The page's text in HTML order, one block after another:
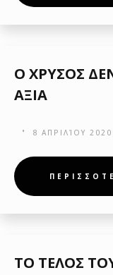
Ο ΧΡΥΣΟΣ
ΑΞΙΑ
8 ΑΠΡΙΛΊΟΥ 2020
ΤΟ ΤΕΛΟΣ